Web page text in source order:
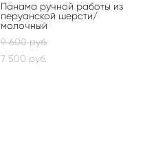
Панама ручной работы из
перуанской шерсти/
молочный
9 600 pуб.
7 500 pуб.